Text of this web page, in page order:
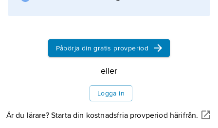
Påbörja din gratis provperiod
eller
Logga in
Är du lärare? Starta din kostnadsfria provperiod härifrån.